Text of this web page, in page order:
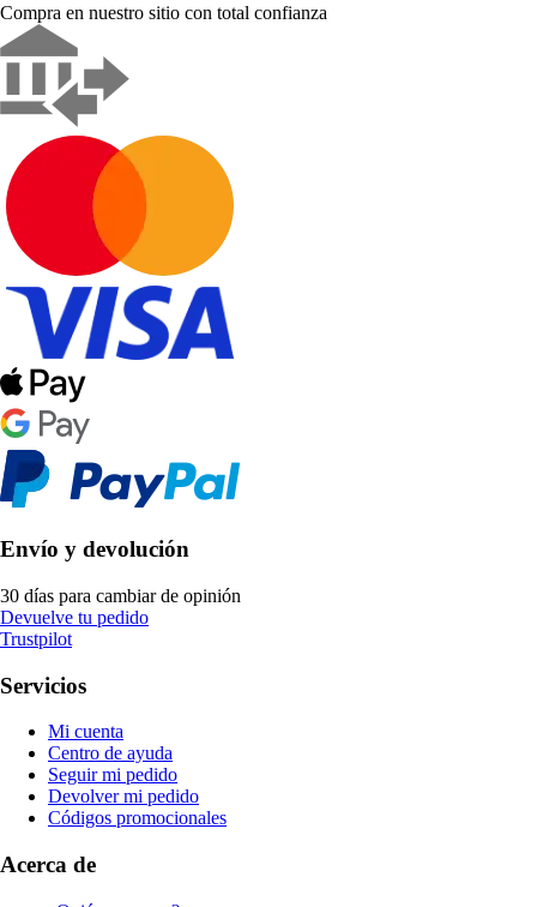
Compra en nuestro sitio con total confianza
Envío y devolución
30 días para cambiar de opinión
Devuelve tu pedido
Trustpilot
Servicios
Mi cuenta
Centro de ayuda
Seguir mi pedido
Devolver mi pedido
Códigos promocionales
Acerca de